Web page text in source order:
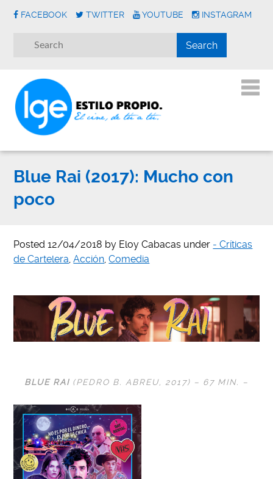
FACEBOOK TWITTER YOUTUBE INSTAGRAM
Blue Rai (2017): Mucho con
poco
Posted12/04/2018 by Eloy Cabacas under - Críticas
de Cartelera,Acción,Comedia
BLUE RAI (PEDRO B. ABREU, 2017) – 67 MIN. –